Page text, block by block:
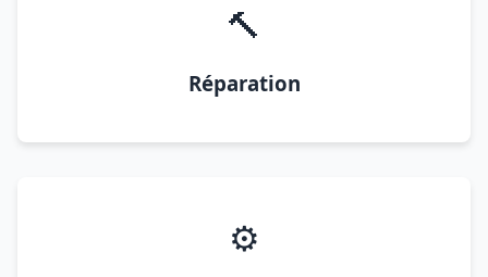
🔨
Réparation
⚙️